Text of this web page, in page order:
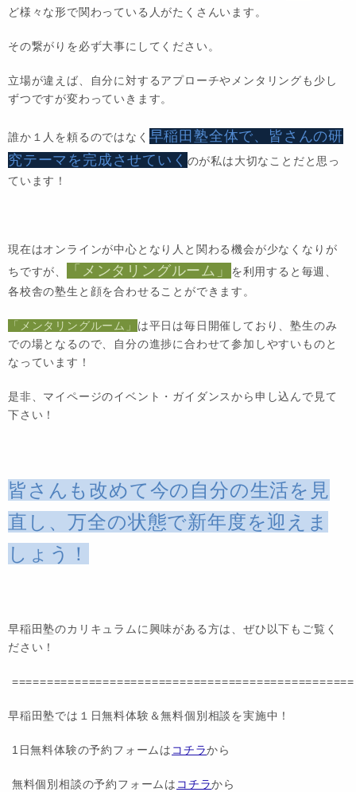
ど様々な形で関わっている人がたくさんいます。
その繋がりを必ず大事にしてください。
立場が違えば、自分に対するアプローチやメンタリングも少し
ずつですが変わっていきます。
誰か１人を頼るのではなく 早稲田塾全体で、皆さんの研
究テーマを完成させていく のが私は大切なことだと思っ
ています！
現在はオンラインが中心となり人と関わる機会が少なくなりが
ちですが、
「メンタリングルーム」
を利用すると毎週、
各校舎の塾生と顔を合わせることができます。
「メンタリングルーム」 は平日は毎日開催しており、塾生のみ
での場となるので、自分の進捗に合わせて参加しやすいものと
なっています！
是非、マイページのイベント・ガイダンスから申し込んで見て
下さい！
皆さんも改めて今の自分の生活を見
直し、万全の状態で新年度を迎えま
しょう！
早稲田塾のカリキュラムに興味がある方は、ぜひ以下もご覧く
ださい！
=================================================
早稲田塾では１日無料体験＆無料個別相談を実施中！
1日無料体験の予約フォームは コチラから
無料個別相談の予約フォームは コチラから